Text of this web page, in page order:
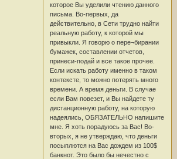
которое Вы уделили чтению данного
письма. Во-первых, да
действительно, в Сети трудно найти
реальную работу, к которой мы
привыкли. Я говорю о пере¬бирании
бумажек, составлении отчетов,
принеси-подай и все такое прочее.
Если искать работу именно в таком
контексте, то можно потерять много
времени. А время деньги. В случае
если Вам повезет, и Вы найдете ту
дистанционную работу, на которую
надеялись, ОБЯЗАТЕЛЬНО напишите
мне. Я хоть порадуюсь за Вас! Во-
вторых, я не утверждаю, что деньги
посыплются на Вас дождем из 100$
банкнот. Это было бы нечестно с